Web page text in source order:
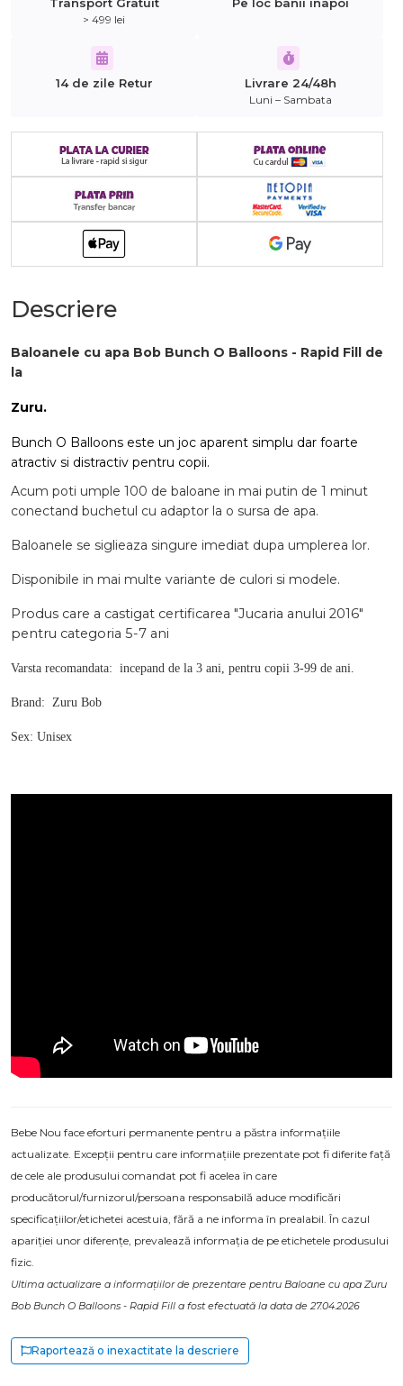
> 499 lei
14 de zile Retur Livrare 24/48h
Luni – Sambata
Descriere
Baloanele cu apa Bob Bunch O Balloons - Rapid Fill de
la
Zuru.
Bunch O Balloons este un joc aparent simplu dar foarte
atractiv si distractiv pentru copii.
Acum poti umple 100 de baloane in mai putin de 1 minut
conectand buchetul cu adaptor la o sursa de apa.
Baloanele se siglieaza singure imediat dupa umplerea lor.
Disponibile in mai multe variante de culori si modele.
Produs care a castigat certificarea "Jucaria anului 2016"
pentru categoria 5-7 ani
Varsta recomandata: incepand de la 3 ani, pentru copii 3-99 de ani.
Brand: Zuru Bob
Sex: Unisex
Bebe Nou face eforturi permanente pentru a păstra informațiile
actualizate. Excepții pentru care informațiile prezentate pot fi diferite față
de cele ale produsului comandat pot fi acelea în care
producătorul/furnizorul/persoana responsabilă aduce modificări
specificațiilor/etichetei acestuia, fără a ne informa în prealabil. În cazul
apariției unor diferențe, prevalează informația de pe etichetele produsului
fizic.
Ultima actualizare a informațiilor de prezentare pentru Baloane cu apa Zuru
Bob Bunch O Balloons - Rapid Fill a fost efectuată la data de 27.04.2026
Raportează o inexactitate la descriere